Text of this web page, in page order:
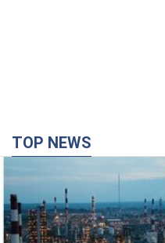
TOP NEWS